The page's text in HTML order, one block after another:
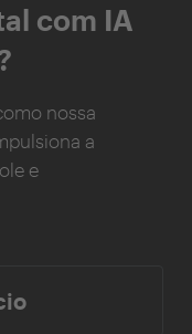
com IA
nossa
a
e